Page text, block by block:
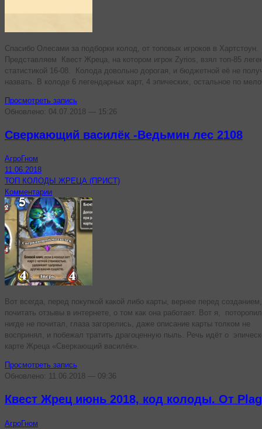
Спасибо Олесами за подборки колод, от топовых игроков в Хартстоун.
Представляем Квест Жреца, на котором игрок Zyrios, взял топ-85
статистикой 16-08. Колода довольно дорогая, и бюджетной её не
назвать. В колоде 6 легендарных карт, 4 эпических, остальное по
Просмотреть запись
Обновлено: 04.07.2018 — 15:26
Сверкающий василёк -Ведьмин лес 2108
АгроГном
11.06.2018
ТОП КОЛОДЫ ЖРЕЦА (ПРИСТ)
Комментарии
Вот всегда, перед покупкой какой либо карты, вернее перед
почитать отзывы в интернете, о том как она работает. Вот я,
нигде не почитал, глаза загорелись, даже описание карты толком не
воспринял, и побежал тратить драгоценную пыль. Речь идёт о
карте Жреца «Сверкающий василёк».
Просмотреть запись
Обновлено: 11.06.2018 — 09:36
Квест Жрец июнь 2018, код колоды. От
АгроГном